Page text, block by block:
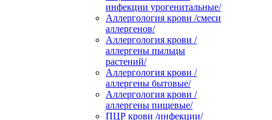
инфекции урогенитальные/
Аллергология крови /смеси
аллергенов/
Аллергология крови /
аллергены пыльцы
растений/
Аллергология крови /
аллергены бытовые/
Аллергология крови /
аллергены пищевые/
ПЦР крови /инфекции/